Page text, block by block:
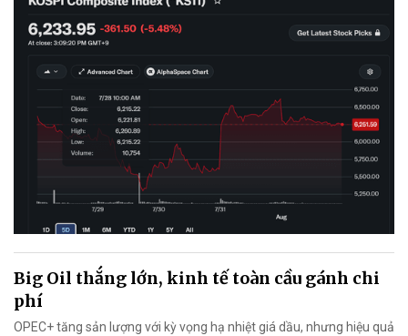
Big Oil thắng lớn, kinh tế toàn cầu gánh chi
phí
OPEC+ tăng sản lượng với kỳ vọng hạ nhiệt giá dầu, nhưng hiệu quả